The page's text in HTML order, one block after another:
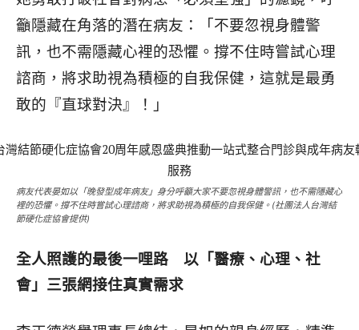
籲隱藏在角落的潛在病友：「不要忽視身體警
訊，也不需隱藏心裡的恐懼。撐不住時嘗試心理
諮商，將求助視為積極的自我保健，這就是最勇
敢的『直球對決』！」
病友代表晏如以「晚發型成年病友」身分呼籲大家不要忽視身體警訊，也不需隱藏心
裡的恐懼。撐不住時嘗試心理諮商，將求助視為積極的自我保健。(社團法人台灣結
節硬化症協會提供)
全人照護的最後一哩路 以「醫療、心理、社
會」三張網接住真實需求